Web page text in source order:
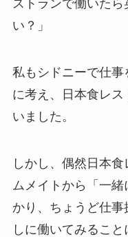
ストランで働いた
い？」
私もシドニーで仕事
に考え、日本食レ
いました。
しかし、偶然日本
ムメイトから「一
かり、ちょうど仕
しに働いてみること